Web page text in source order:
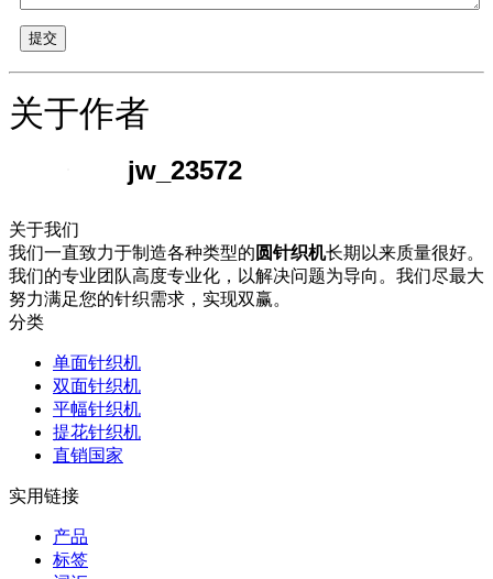
提交
关于作者
jw_23572
关于我们
我们一直致力于制造各种类型的 圆针织机长期以来质量很好。
我们的专业团队高度专业化，以解决问题为导向。我们尽最大
努力满足您的针织需求，实现双赢。
分类
单面针织机
双面针织机
平幅针织机
提花针织机
直销国家
实用链接
产品
标签